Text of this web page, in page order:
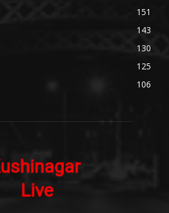
151
143
130
125
106